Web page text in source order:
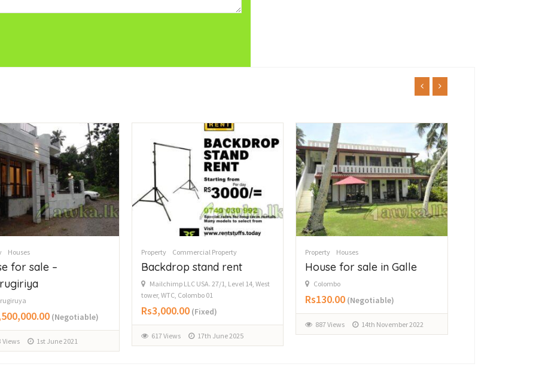
Houses
for sale –
(Negotiable)
Views 1st June 2021
Property Commercial Property
Backdrop stand rent
Mailchimp LLC USA. 27/1, Level 14, West
tower, WTC, Colombo 01
Rs3,000.00(Fixed)
617 Views 17th June 2025
Property Houses
House for sale in Galle
Colombo
Rs130.00 (Negotiable)
887 Views 14th November 2022